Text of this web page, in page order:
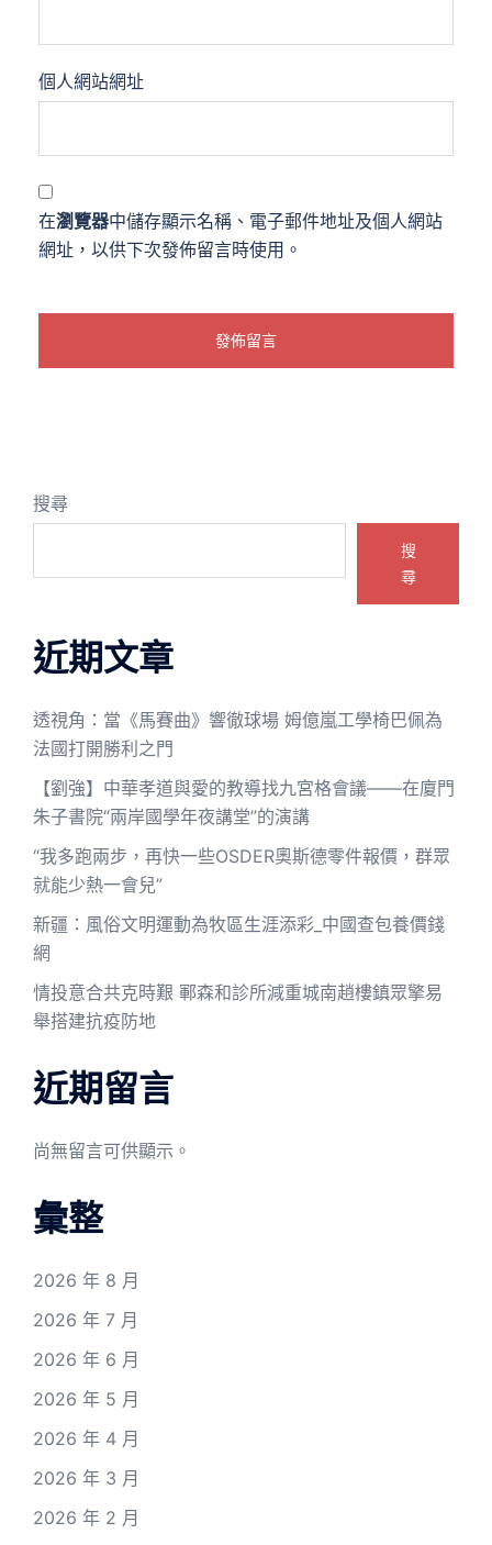
個人網站網址
在瀏覽器中儲存顯示名稱、電子郵件地址及個人網站
網址，以供下次發佈留言時使用。
搜尋
搜
尋
近期文章
透視角：當《馬賽曲》響徹球場 姆億嵐工學椅巴佩為
法國打開勝利之門
【劉強】中華孝道與愛的教導找九宮格會議——在廈門
朱子書院“兩岸國學年夜講堂”的演講
“我多跑兩步，再快一些OSDER奧斯德零件報價，群眾
就能少熱一會兒”
新疆：風俗文明運動為牧區生涯添彩_中國查包養價錢
網
情投意合共克時艱 鄆森和診所減重城南趙樓鎮眾擎易
舉搭建抗疫防地
近期留言
尚無留言可供顯示。
彙整
2026 年 8 月
2026 年 7 月
2026 年 6 月
2026 年 5 月
2026 年 4 月
2026 年 3 月
2026 年 2 月